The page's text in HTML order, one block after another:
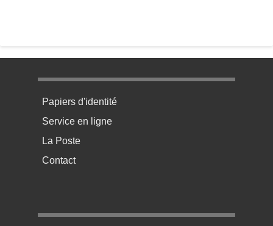
Menu pratique bas de page 1
Papiers d'identité
Service en ligne
La Poste
Contact
Menu pratique bas de page 2